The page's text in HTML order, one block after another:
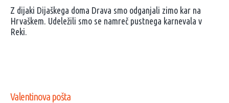
Z dijaki Dijaškega doma Drava smo odganjali zimo kar na
Hrvaškem. Udeležili smo se namreč pustnega karnevala v
Reki.
Valentinova pošta